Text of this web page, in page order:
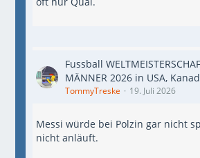
Fussball
MÄNNER 2026 in USA,
TommyTreske 19. Juli 2026
Messi würde bei Polzin gar nicht
nicht anläuft.